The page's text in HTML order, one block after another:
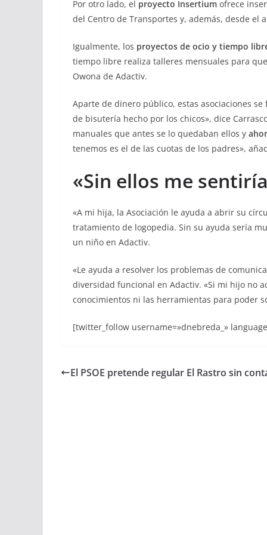
Por otro lado, el proyecto Insertium ofrece
del Centro de Transportes y, además, desde el
Igualmente, los proyectos de ocio y tiempo
tiempo libre realiza talleres mensuales para
Owona de Adactiv.
Aparte de dinero público, estas asociaciones
de bisutería hecho por los chicos», dice
manuales que antes se lo quedaban ellos y
tenemos es el de las cuotas de los padres»,
«Sin ellos me
«A mi hija, la Asociación le ayuda a abrir su
tratamiento de logopedia. Sin su ayuda sería
un niño en Adactiv.
«Le ayuda a resolver los problemas de
diversidad funcional en Adactiv. «Si mi hijo no
conocimientos ni las herramientas para poder
[twitter_follow username=»dnebreda_»
El PSOE pretende regular El Rastro sin